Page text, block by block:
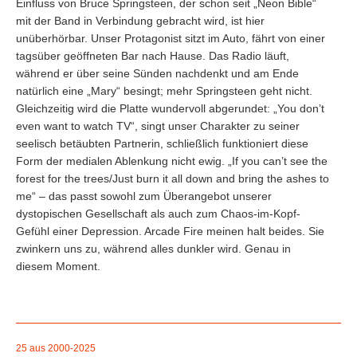
Einfluss von Bruce Springsteen, der schon seit „Neon Bible“
mit der Band in Verbindung gebracht wird, ist hier
unüberhörbar. Unser Protagonist sitzt im Auto, fährt von einer
tagsüber geöffneten Bar nach Hause. Das Radio läuft,
während er über seine Sünden nachdenkt und am Ende
natürlich eine „Mary“ besingt; mehr Springsteen geht nicht.
Gleichzeitig wird die Platte wundervoll abgerundet: „You don’t
even want to watch TV“, singt unser Charakter zu seiner
seelisch betäubten Partnerin, schließlich funktioniert diese
Form der medialen Ablenkung nicht ewig. „If you can’t see the
forest for the trees/Just burn it all down and bring the ashes to
me“ – das passt sowohl zum Überangebot unserer
dystopischen Gesellschaft als auch zum Chaos-im-Kopf-
Gefühl einer Depression. Arcade Fire meinen halt beides. Sie
zwinkern uns zu, während alles dunkler wird. Genau in
diesem Moment.
25 aus 2000-2025